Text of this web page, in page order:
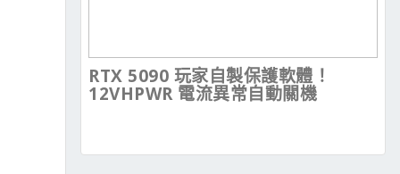
RTX 5090 玩家自製保護軟體！
12VHPWR 電流異常自動關機